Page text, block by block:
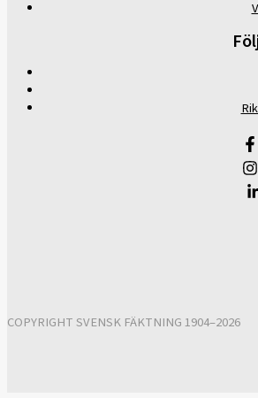
COPYRIGHT SVENSK FÄKTNING 1904–2026